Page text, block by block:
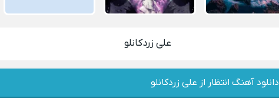
علی زردکانلو
دانلود آهنگ انتظار از علی زردکانلو